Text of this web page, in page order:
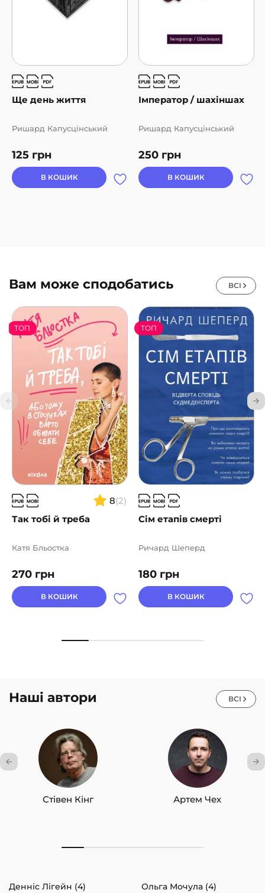
Ще день життя
125 грн
Ришард Капусцінський
В КОШИК
Імператор / шахіншах
250 грн
Ришард Капусцінський
В КОШИК
Вам може сподобатись ВСІ
8(2)
Так тобі й треба
ТОП
270 грн
Катя Бльостка
В КОШИК
Сім етапів смерті
ТОП
180 грн
Ричард Шеперд
В КОШИК
Наші автори ВСІ
Стівен Кінг Артем Чех
Денніс Лігейн (4)
Ольга Мочула (4)